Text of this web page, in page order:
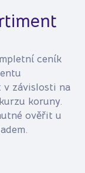
ceník
v závislosti na
koruny.
ověřit u